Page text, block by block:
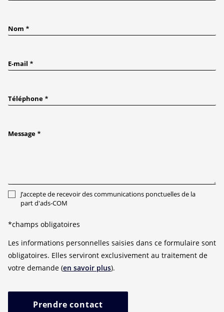
Nom
E-mail
Téléphone
Message
J’accepte de recevoir des communications ponctuelles de la
part d'ads-COM
*champs obligatoires
Les informations personnelles saisies dans ce formulaire sont
obligatoires. Elles serviront exclusivement au traitement de
votre demande (en savoir plus).
Prendre contact